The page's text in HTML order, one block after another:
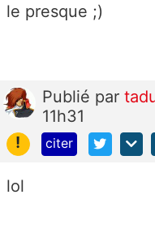
le presque ;)
Publié par
11h31
!
citer
lol